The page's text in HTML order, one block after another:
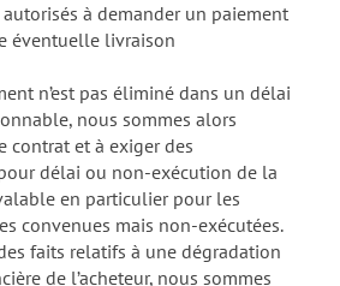
à demander un paiement
éventuelle livraison
n’est pas éliminé dans un délai
nous sommes alors
contrat et à exiger des
délai ou non-exécution de la
en particulier pour les
convenues mais non-exécutées.
faits relatifs à une dégradation
de l’acheteur, nous sommes